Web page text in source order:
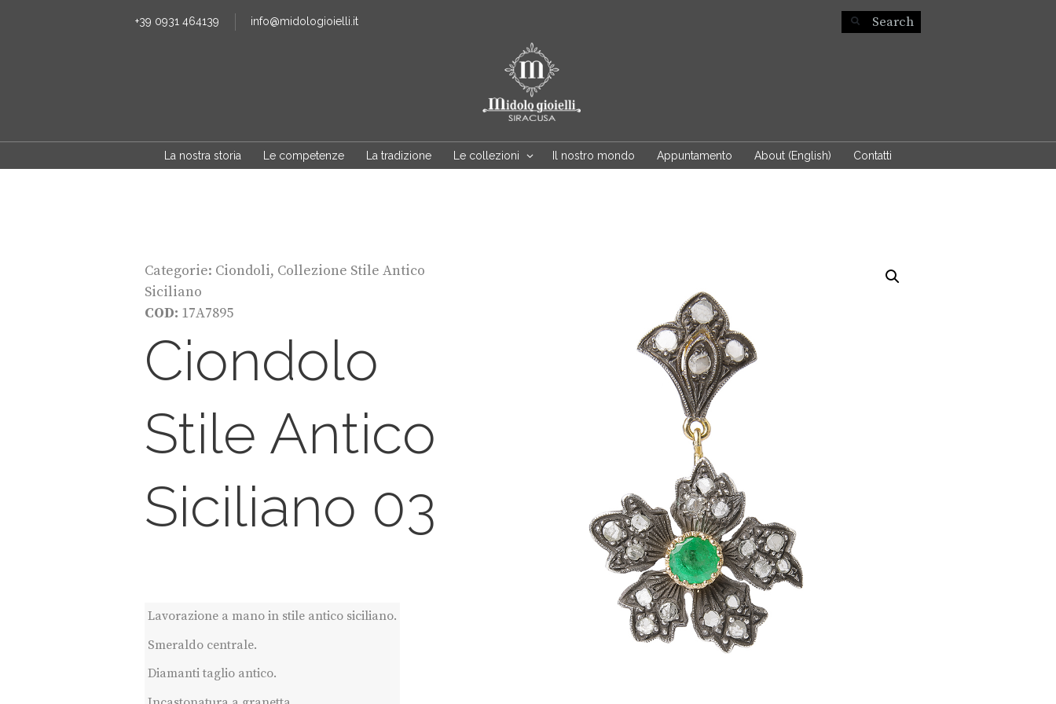
+39 0931 464139 info@midologioielli.it
La nostra storia Le competenze La tradizione Le collezioni Il nostro mondo Appuntamento About (English) Contatti
Categorie: Ciondoli, Collezione Stile Antico
Siciliano
COD: 17A7895
Ciondolo
Stile Antico
Siciliano 03
Lavorazione a mano in stile antico siciliano.
Smeraldo centrale.
Diamanti taglio antico.